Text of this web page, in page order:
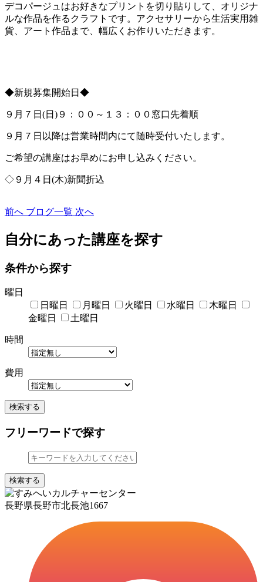
デコパージュはお好きなプリントを切り貼りして、オリジナ
ルな作品を作るクラフトです。アクセサリーから生活実用雑
貨、アート作品まで、幅広くお作りいただきます。
◆新規募集開始日◆
９月７日(日)９：００～１３：００窓口先着順
９月７日以降は営業時間内にて随時受付いたします。
ご希望の講座はお早めにお申し込みください。
◇９月４日(木)新聞折込
前へ ブログ一覧 次へ
自分にあった講座を探す
条件から探す
曜日
日曜日
月曜日 火曜日 水曜日
木曜日
金曜日
土曜日
時間
費用
検索する
フリーワードで探す
検索する
長野県長野市北長池1667